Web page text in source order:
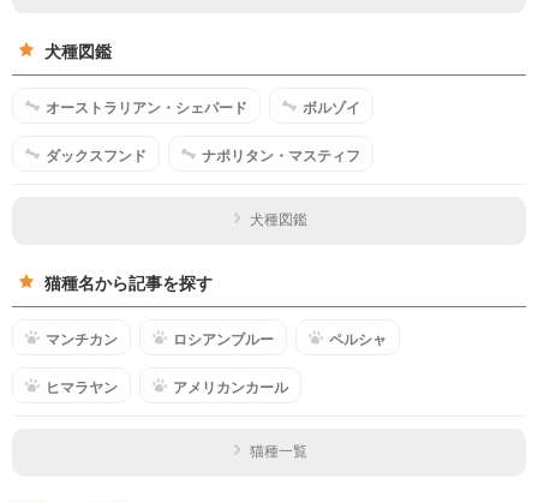
犬種図鑑
オーストラリアン・シェパード ボルゾイ
ダックスフンド ナポリタン・マスティフ
犬種図鑑
猫種名から記事を探す
マンチカン ロシアンブルー ペルシャ
ヒマラヤン アメリカンカール
猫種一覧